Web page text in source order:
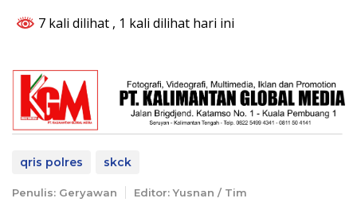
7 kali dilihat , 1 kali dilihat hari ini
qris polres skck
Penulis: Geryawan Editor: Yusnan / Tim